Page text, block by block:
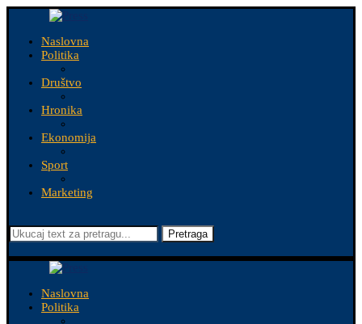
Naslovna
Politika
Društvo
Hronika
Ekonomija
Sport
Marketing
Pretraga
Naslovna
Politika